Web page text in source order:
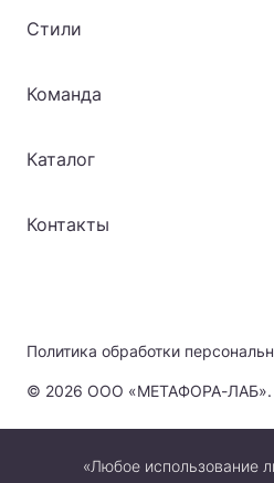
Политика обработки
© 2026 ООО «МЕТАФОРА-ЛАБ».
Стили
Команда
Каталог
Контакты
«Любое использование